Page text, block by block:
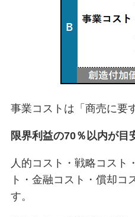
事業コストは「商売に要
限界利益の70％以内が目
人的コスト・戦略コスト
ト・金融コスト・償却コ
す。